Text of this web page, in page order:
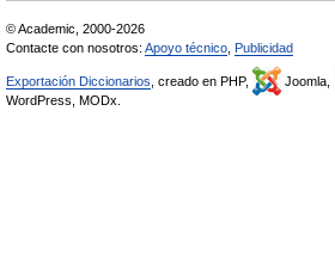
© Academic, 2000-2026
Contacte con nosotros: Apoyo técnico Publicidad
Exportación Diccionarios , creado en PHP, Joomla,
WordPress, MODx.